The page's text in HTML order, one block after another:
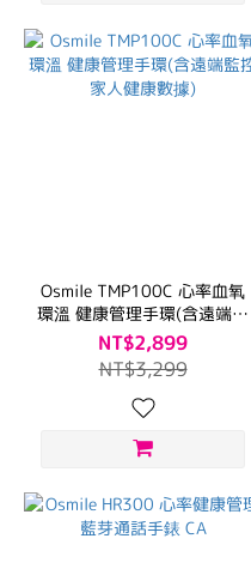
Osmile TMP100C 心率血氧
環溫 健康管理手環(含遠端監
控家人健康數據)
NT$2,899
NT$3,299